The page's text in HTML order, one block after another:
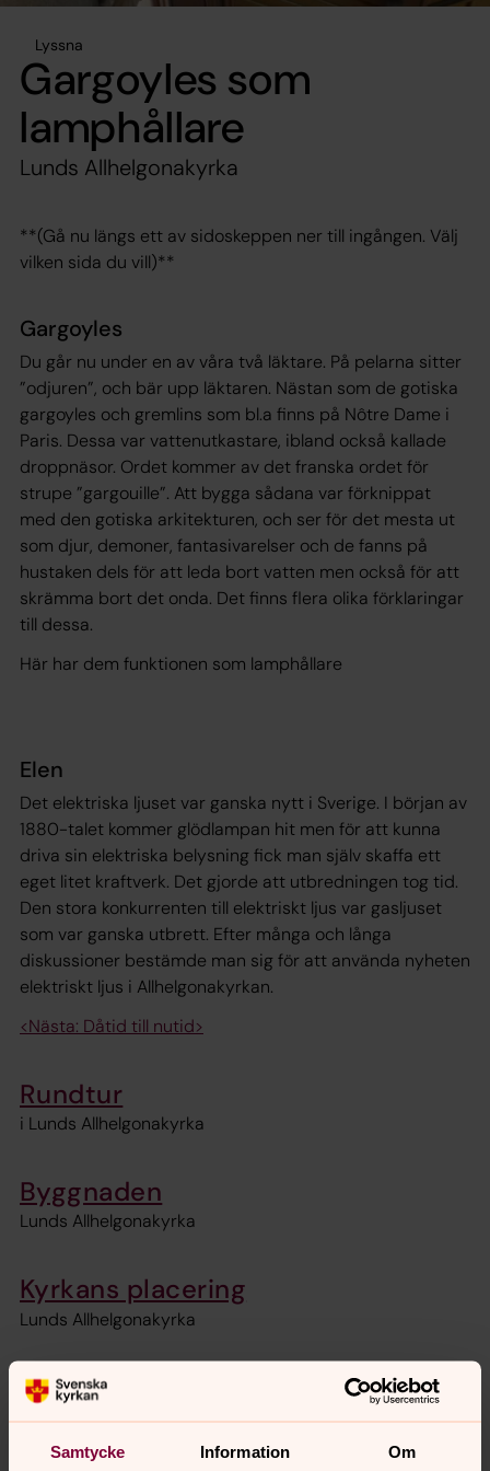
Samtycke Information Om
Lyssna
Gargoyles som
lamphållare
Lunds Allhelgonakyrka
**(Gå nu längs ett av sidoskeppen ner till ingången. Välj
vilken sida du vill)**
Gargoyles
Du går nu under en av våra två läktare. På pelarna sitter
”odjuren”, och bär upp läktaren. Nästan som de gotiska
gargoyles och gremlins som bl.a finns på Nôtre Dame i
Paris. Dessa var vattenutkastare, ibland också kallade
droppnäsor. Ordet kommer av det franska ordet för
strupe ”gargouille”. Att bygga sådana var förknippat
med den gotiska arkitekturen, och ser för det mesta ut
som djur, demoner, fantasivarelser och de fanns på
hustaken dels för att leda bort vatten men också för att
skrämma bort det onda. Det finns flera olika förklaringar
till dessa.
Här har dem funktionen som lamphållare
Elen
Det elektriska ljuset var ganska nytt i Sverige. I början av
1880-talet kommer glödlampan hit men för att kunna
driva sin elektriska belysning fick man själv skaffa ett
eget litet kraftverk. Det gjorde att utbredningen tog tid.
Den stora konkurrenten till elektriskt ljus var gasljuset
som var ganska utbrett. Efter många och långa
diskussioner bestämde man sig för att använda nyheten
elektriskt ljus i Allhelgonakyrkan.
<Nästa: Dåtid till nutid>
Rundtur
i Lunds Allhelgonakyrka
Byggnaden
Lunds Allhelgonakyrka
Kyrkans placering
Lunds Allhelgonakyrka
Tornet
Lunds Allhelgonakyrka